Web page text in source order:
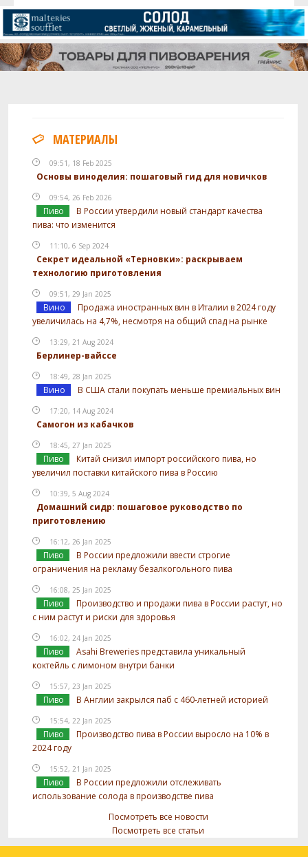
МАТЕРИАЛЫ
09:51, 18 Feb 2025
Основы виноделия: пошаговый гид для новичков
09:54, 26 Feb 2026
Пиво
В России утвердили новый стандарт качества
пива: что изменится
11:10, 6 Sep 2024
Секрет идеальной «Терновки»: раскрываем
технологию приготовления
09:51, 29 Jan 2025
Вино
Продажа иностранных вин в Италии в 2024 году
увеличилась на 4,7%, несмотря на общий спад на рынке
13:29, 21 Aug 2024
Берлинер-вайссе
18:49, 28 Jan 2025
Вино В США стали покупать меньше премиальных вин
17:20, 14 Aug 2024
Самогон из кабачков
18:45, 27 Jan 2025
Пиво
Китай снизил импорт российского пива, но
увеличил поставки китайского пива в Россию
10:39, 5 Aug 2024
Домашний сидр: пошаговое руководство по
приготовлению
16:12, 26 Jan 2025
Пиво
В России предложили ввести строгие
ограничения на рекламу безалкогольного пива
16:08, 25 Jan 2025
Пиво
Производство и продажи пива в России растут, но
с ним растут и риски для здоровья
16:02, 24 Jan 2025
Пиво
Asahi Breweries представила уникальный
коктейль с лимоном внутри банки
15:57, 23 Jan 2025
Пиво В Англии закрылся паб с 460-летней историей
15:54, 22 Jan 2025
Пиво
Производство пива в России выросло на 10% в
2024 году
15:52, 21 Jan 2025
Пиво
В России предложили отслеживать
использование солода в производстве пива
Посмотреть все новости
Посмотреть все статьи